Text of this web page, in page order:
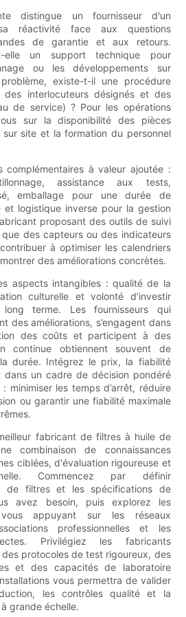
distingue un fournisseur d'un
réactivité face aux questions
de garantie et aux retours.
t-elle un support technique pour
ou les développements sur
existe-t-il une procédure
interlocuteurs désignés et des
de service) ? Pour les opérations
sur la disponibilité des pièces
sur site et la formation du personnel
complémentaires à valeur ajoutée :
assistance aux tests,
emballage pour une durée de
et logistique inverse pour la gestion
proposant des outils de suivi
des capteurs ou des indicateurs
à optimiser les calendriers
des améliorations concrètes.
aspects intangibles : qualité de la
culturelle et volonté d’investir
terme. Les fournisseurs qui
des améliorations, s’engagent dans
des coûts et participent à des
continue obtiennent souvent de
durée. Intégrez le prix, la fiabilité
un cadre de décision pondéré
minimiser les temps d’arrêt, réduire
ou garantir une fiabilité maximale
fabricant de filtres à huile de
combinaison de connaissances
ciblées, d'évaluation rigoureuse et
Commencez par définir
de filtres et les spécifications de
avez besoin, puis explorez les
appuyant sur les réseaux
professionnelles et les
Privilégiez les fabricants
protocoles de test rigoureux, des
et des capacités de laboratoire
vous permettra de valider
les contrôles qualité et la
grande échelle.